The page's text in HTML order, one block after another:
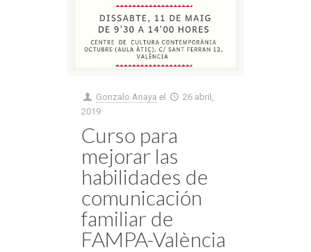
Gonzalo Anaya el
26 abril,
2019
Curso para
mejorar las
habilidades de
comunicación
familiar de
FAMPA-València